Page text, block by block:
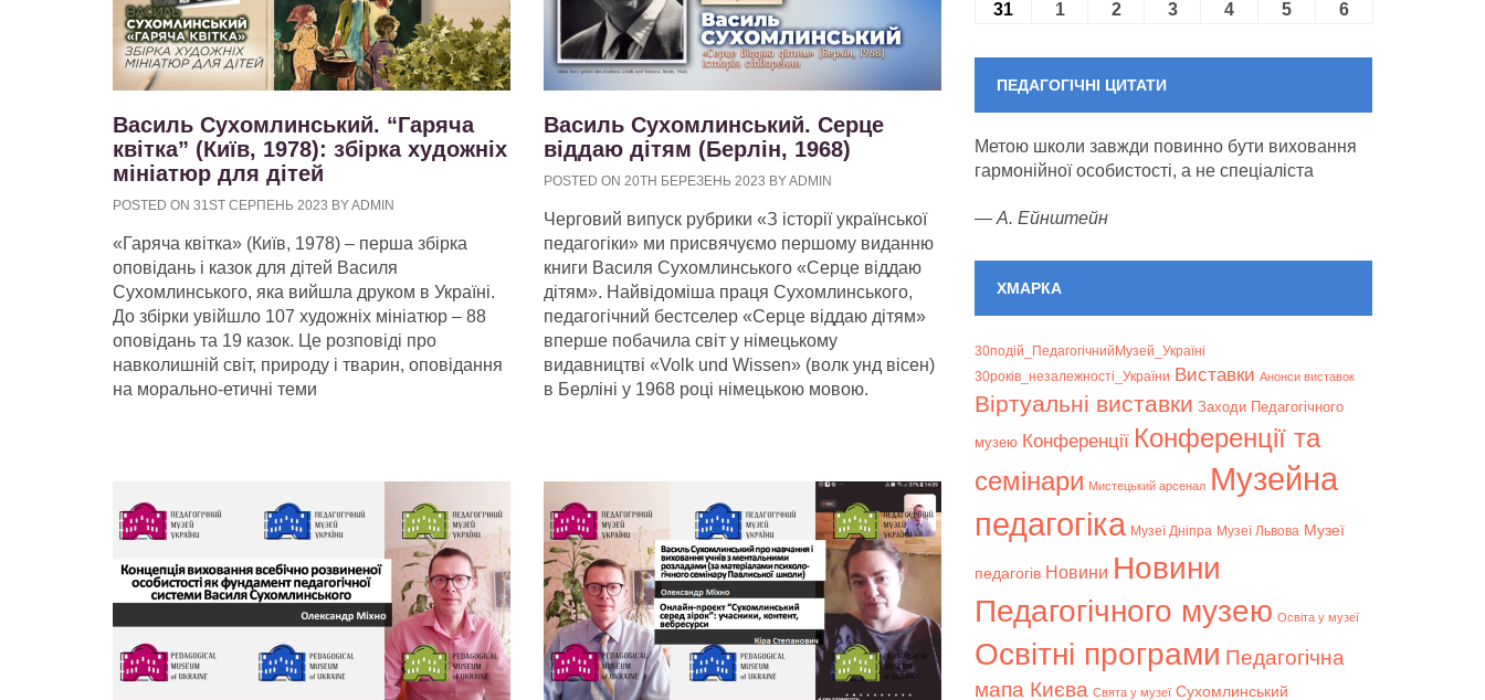
Василь Сухомлинський. “Гаряча
квітка” (Київ, 1978): збірка художніх
мініатюр для дітей
POSTED ON 31ST СЕРПЕНЬ 2023 BY ADMIN
«Гаряча квітка» (Київ, 1978) ‒ перша збірка
оповідань і казок для дітей Василя
Сухомлинського, яка вийшла друком в Україні.
До збірки увійшло 107 художніх мініатюр ‒ 88
оповідань та 19 казок. Це розповіді про
навколишній світ, природу і тварин, оповідання
на морально-етичні теми
Василь Сухомлинський. Серце
віддаю дітям (Берлін, 1968)
POSTED ON 20TH БЕРЕЗЕНЬ 2023 BY ADMIN
Черговий випуск рубрики «З історії української
педагогіки» ми присвячуємо першому виданню
книги Василя Сухомлинського «Серце віддаю
дітям». Найвідоміша праця Сухомлинського,
педагогічний бестселер «Серце віддаю дітям»
вперше побачила світ у німецькому
видавництві «Volk und Wissen» (волк унд вісен)
в Берліні у 1968 році німецькою мовою.
31 31.08.2026
101.09.2026
202.09.2026
303.09.2026
4 04.09.2026
5 05.09.2026
6
ПЕДАГОГІЧНІ ЦИТАТИ
Метою школи завжди повинно бути виховання
гармонійної особистості, а не спеціаліста
— А. Ейнштейн
ХМАРКА
30подій_ПедагогічнийМузей_Україні
30років_незалежності_України Bиставки Анонси виставок
Віртуальні виставки Заходи Педагогічного
музею Конференції Конференції та
семінари Мистецький арсенал Музейна
педагогіка Музеї Дніпра Музеї Львова Музеї
педагогів Новини Новини
Педагогічного музею Освіта у музеї
Освітні програми Педагогічна
мапа Києва Свята у музеї Сухомлинський